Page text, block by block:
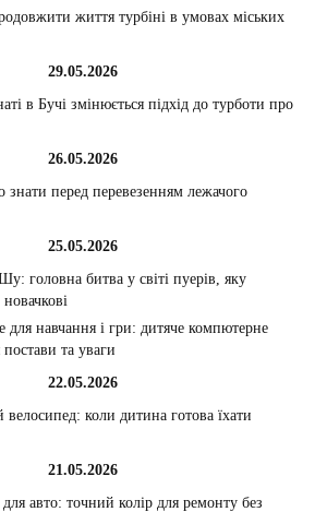
життя турбіні в умовах міських
29.05.2026
в Бучі змінюється підхід до турботи про
26.05.2026
перед перевезенням лежачого
25.05.2026
головна битва у світі пуерів, яку
для навчання і гри: дитяче компютерне
та уваги
22.05.2026
велосипед: коли дитина готова їхати
21.05.2026
авто: точний колір для ремонту без